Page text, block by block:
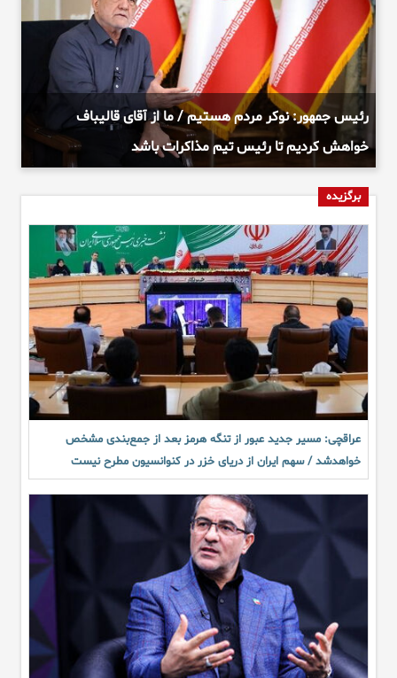
رئیس جمهور: نوکر مردم هستیم / ما از آقای قالیباف
خواهش کردیم تا رئیس تیم مذاکرات باشد
برگزیده
عراقچی: مسیر جدید عبور از تنگه هرمز بعد از جمع‌بندی مشخص
خواهدشد / سهم ایران از دریای خزر در کنوانسیون مطرح نیست